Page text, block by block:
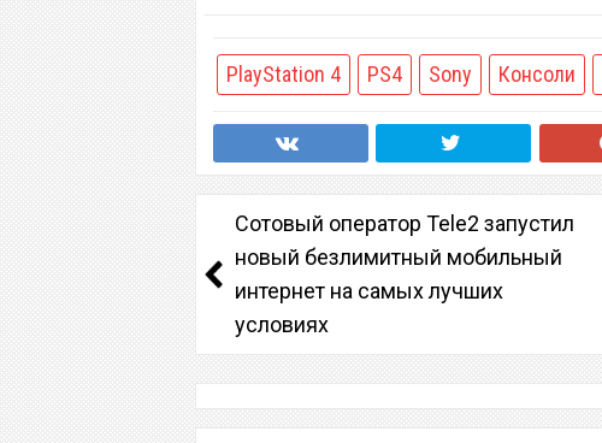
PlayStation 4 PS4 Sony Консоли
Сотовый оператор Tele2 запустил
новый безлимитный мобильный
интернет на самых лучших
условиях